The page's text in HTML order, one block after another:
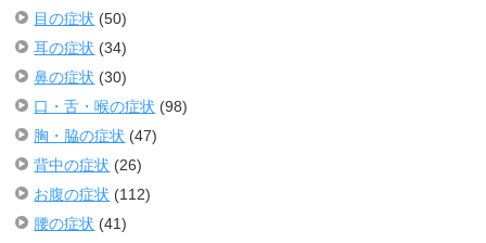
目の症状 (50)
耳の症状 (34)
鼻の症状 (30)
口・舌・喉の症状 (98)
胸・脇の症状 (47)
背中の症状 (26)
お腹の症状 (112)
腰の症状 (41)